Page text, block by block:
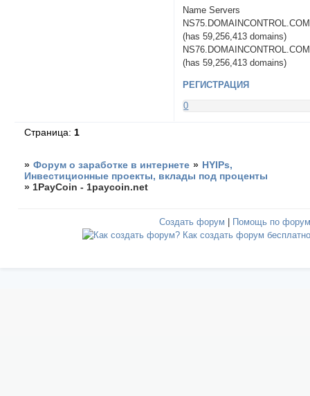
Name Servers
NS75.DOMAINCONTROL.COM
(has 59,256,413 domains)
NS76.DOMAINCONTROL.COM
(has 59,256,413 domains)
РЕГИСТРАЦИЯ
0
Страница: 1
» Форум о заработке в интернете » HYIPs,
Инвестиционные проекты, вклады под проценты
» 1PayCoin - 1paycoin.net
Создать форум Помощь по